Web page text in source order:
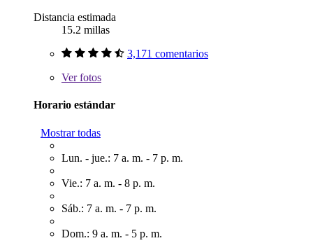
Distancia estimada
15.2 millas
3,171 comentarios
Verfotos
Horario estándar
Mostrar todas
Lun. - jue.: 7 a. m. - 7 p. m.
Vie.: 7 a. m. - 8 p. m.
Sáb.: 7 a. m. - 7 p. m.
Dom.: 9 a. m. - 5 p. m.